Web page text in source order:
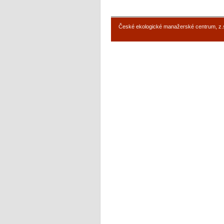
České ekologické manažerské centrum,